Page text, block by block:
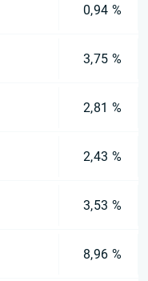
0,94 %
3,75 %
2,81 %
2,43 %
3,53 %
8,96 %